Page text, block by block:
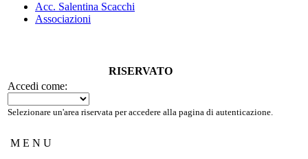
Acc. Salentina Scacchi
Associazioni
RISERVATO
Accedi come:
Selezionare un'area riservata per accedere alla pagina di autenticazione.
M E N U